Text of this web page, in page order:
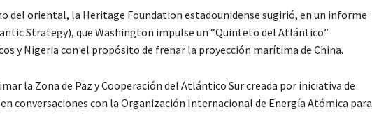
del oriental, la Heritage Foundation estadounidense sugirió, en un informe
Strategy), que Washington impulse un “Quinteto del Atlántico”
y Nigeria con el propósito de frenar la proyección marítima de China.
la Zona de Paz y Cooperación del Atlántico Sur creada por iniciativa de
conversaciones con la Organización Internacional de Energía Atómica para